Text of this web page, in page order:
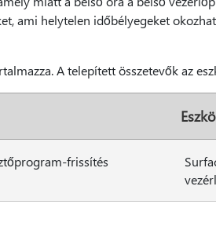
ami helytelen időbélyegeket
A telepített összetevők az
frissítés